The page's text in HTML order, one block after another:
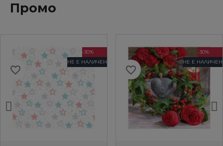
Промо
-30%
НЕ Е НАЛИЧЕН
favorite_border
-30%
НЕ Е НАЛИЧЕН
favorite_border